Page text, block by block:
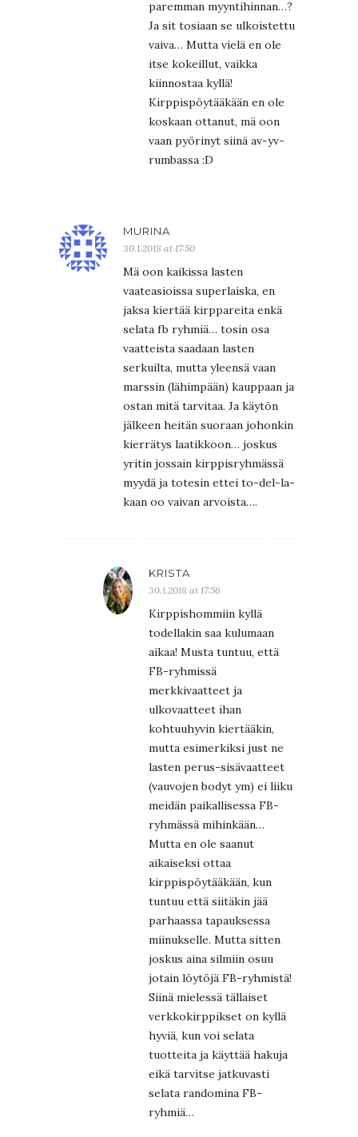
paremman myyntihinnan…?
Ja sit tosiaan se ulkoistettu
vaiva… Mutta vielä en ole
itse kokeillut, vaikka
kiinnostaa kyllä!
Kirppispöytääkään en ole
koskaan ottanut, mä oon
vaan pyörinyt siinä av-yv-
rumbassa :D
MURINA
30.1.2018 at 17:50
Mä oon kaikissa lasten
vaateasioissa superlaiska, en
jaksa kiertää kirppareita enkä
selata fb ryhmiä… tosin osa
vaatteista saadaan lasten
serkuilta, mutta yleensä vaan
marssin (lähimpään) kauppaan ja
ostan mitä tarvitaa. Ja käytön
jälkeen heitän suoraan johonkin
kierrätys laatikkoon… joskus
yritin jossain kirppisryhmässä
myydä ja totesin ettei to-del-la-
kaan oo vaivan arvoista….
KRISTA
30.1.2018 at 17:56
Kirppishommiin kyllä
todellakin saa kulumaan
aikaa! Musta tuntuu, että
FB-ryhmissä
merkkivaatteet ja
ulkovaatteet ihan
kohtuuhyvin kiertääkin,
mutta esimerkiksi just ne
lasten perus-sisävaatteet
(vauvojen bodyt ym) ei liiku
meidän paikallisessa FB-
ryhmässä mihinkään…
Mutta en ole saanut
aikaiseksi ottaa
kirppispöytääkään, kun
tuntuu että siitäkin jää
parhaassa tapauksessa
miinukselle. Mutta sitten
joskus aina silmiin osuu
jotain löytöjä FB-ryhmistä!
Siinä mielessä tällaiset
verkkokirppikset on kyllä
hyviä, kun voi selata
tuotteita ja käyttää hakuja
eikä tarvitse jatkuvasti
selata randomina FB-
ryhmiä…